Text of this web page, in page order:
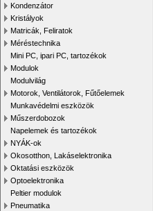
Kondenzátor
Kristályok
Matricák, Feliratok
Méréstechnika
Mini PC, ipari PC, tartozékok
Modulok
Modulvilág
Motorok, Ventilátorok, Fűtőelemek
Munkavédelmi eszközök
Műszerdobozok
Napelemek és tartozékok
NYÁK-ok
Okosotthon, Lakáselektronika
Oktatási eszközök
Optoelektronika
Peltier modulok
Pneumatika